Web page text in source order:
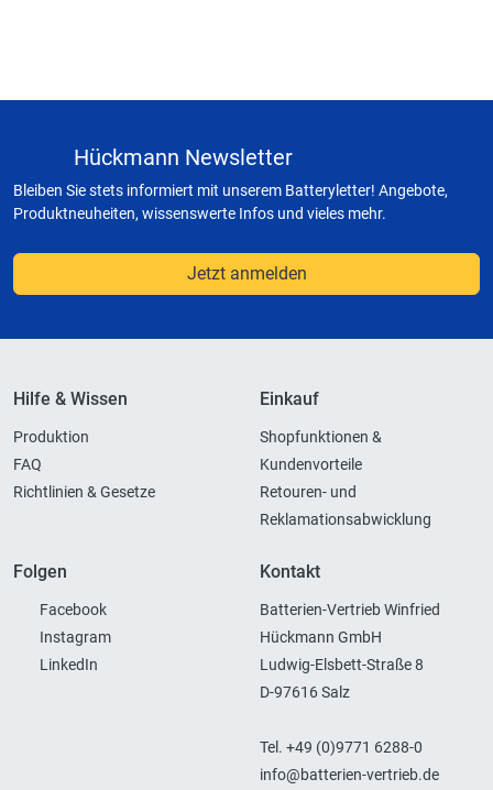
Hückmann Newsletter
Bleiben Sie stets informiert mit unserem Batteryletter! Angebote,
Produktneuheiten, wissenswerte Infos und vieles mehr.
Jetzt anmelden
Hilfe & Wissen
Produktion
FAQ
Richtlinien & Gesetze
Einkauf
Shopfunktionen &
Kundenvorteile
Retouren- und
Reklamationsabwicklung
Folgen
Facebook
Instagram
LinkedIn
Kontakt
Batterien-Vertrieb Winfried
Hückmann GmbH
Ludwig-Elsbett-Straße 8
D-97616 Salz
Tel. +49 (0)9771 6288-0
info@batterien-vertrieb.de